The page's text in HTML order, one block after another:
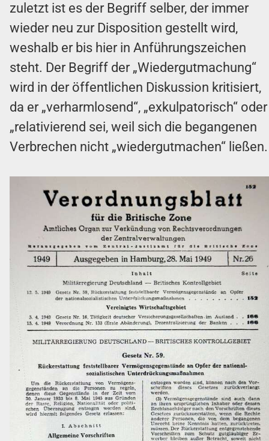
zuletzt ist es der Begriff selber, der immer
wieder neu zur Disposition gestellt wird,
weshalb er bis hier in Anführungszeichen
steht. Der Begriff der „Wiedergutmachung“
wird in der öffentlichen Diskussion kritisiert,
da er „verharmlosend“, „exkulpatorisch“ oder
„relativierend sei, weil sich die begangenen
Verbrechen nicht „wiedergutmachen“ ließen.